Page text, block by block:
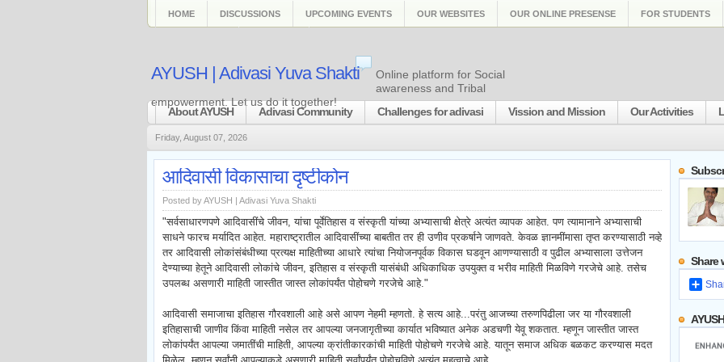
HOME DISCUSSIONS UPCOMING EVENTS OUR WEBSITES OUR ONLINE PRESENSE FOR STUDENTS
AYUSH | Adivasi Yuva Shakti
Online platform for Social
awareness and Tribal
empowerment. Let us do it together!
About AYUSH Adivasi Community Challenges for adivasi Vission and Mission Our Activities
Friday, August 07, 2026
आदिवासी विकासाचा दृष्टीकोन
Posted byAYUSH | Adivasi Yuva Shakti
"सर्वसाधारणपणे आदिवासींचे जीवन, यांचा पूर्वेतिहास व संस्कृती यांच्या अभ्यासाची क्षेत्रे अत्यंत व्यापक आहेत. पण त्यामानाने अभ्यासाची
साधने फारच मर्यादित आहेत. महाराष्ट्रातील आदिवासींच्या बाबतीत तर ही उणीव प्रकर्षाने जाणवते. केवळ ज्ञानमींमासा तृप्त करण्यासाठी नव्हे
तर आदिवासी लोकांसंबंधीच्या प्रत्यक्ष माहितीच्या आधारे त्यांचा नियोजनपूर्वक विकास घडवून आणण्यासाठी व पुढील अभ्यासाला उत्तेजन
देण्याच्या हेतूने आदिवासी लोकांचे जीवन, इतिहास व संस्कृती यासंबंधी अधिकाधिक उपयुक्त व भरीव माहिती मिळविणे गरजेचे आहे. तसेच
उपलब्ध असणारी माहिती जास्तीत जास्त लोकांपर्यंत पोहोचणे गरजेचे आहे."
आदिवासी समाजाचा इतिहास गौरवशाली आहे असे आपण नेहमी म्हणतो. हे सत्य आहे...परंतु आजच्या तरुणपिढीला जर या गौरवशाली
इतिहासाची जाणीव किंवा माहिती नसेल तर आपल्या जनजागृतीच्या कार्यात भविष्यात अनेक अडचणी येवू शकतात. म्हणून जास्तीत जास्त
लोकांपर्यंत आपल्या जमातींची माहिती, आपल्या क्रांतीकारकांची माहिती पोहोचणे गरजेचे आहे. यातून समाज अधिक बळकट करण्यास मदत
Share